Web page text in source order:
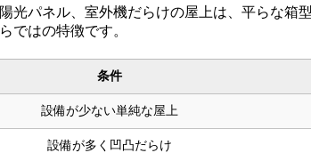
光パネル、室外機だらけの屋上は、平らな箱
ではの特徴です。
条件
設備が少ない単純な屋上
設備が多く凹凸だらけ